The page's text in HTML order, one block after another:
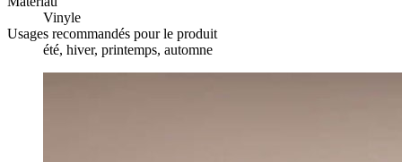
Vinyle
Usages recommandés pour le produit
été, hiver, printemps, automne